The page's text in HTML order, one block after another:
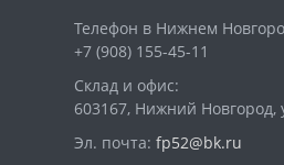
Телефон в Нижнем
+7 (908) 155-45-11
Склад и офис:
603167, Нижний Новгород,
Эл. почта: fp52@bk.ru